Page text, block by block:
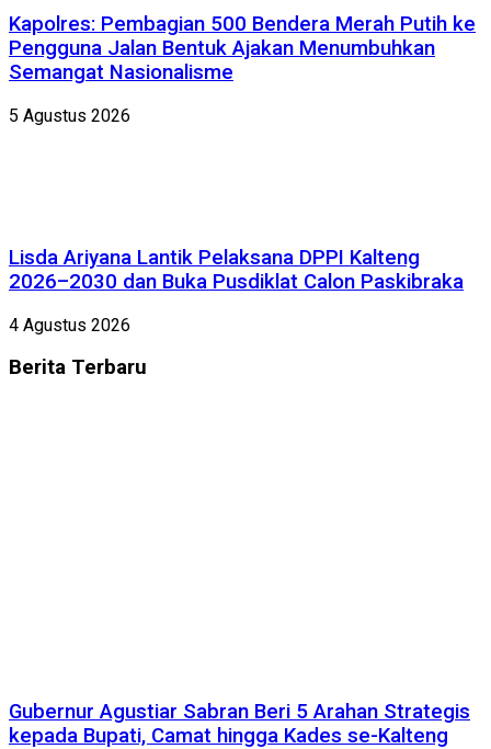
Kapolres: Pembagian 500 Bendera Merah Putih ke
Pengguna Jalan Bentuk Ajakan Menumbuhkan
Semangat Nasionalisme
5 Agustus 2026
Lisda Ariyana Lantik Pelaksana DPPI Kalteng
2026–2030 dan Buka Pusdiklat Calon Paskibraka
4 Agustus 2026
Berita Terbaru
Gubernur Agustiar Sabran Beri 5 Arahan Strategis
kepada Bupati, Camat hingga Kades se-Kalteng